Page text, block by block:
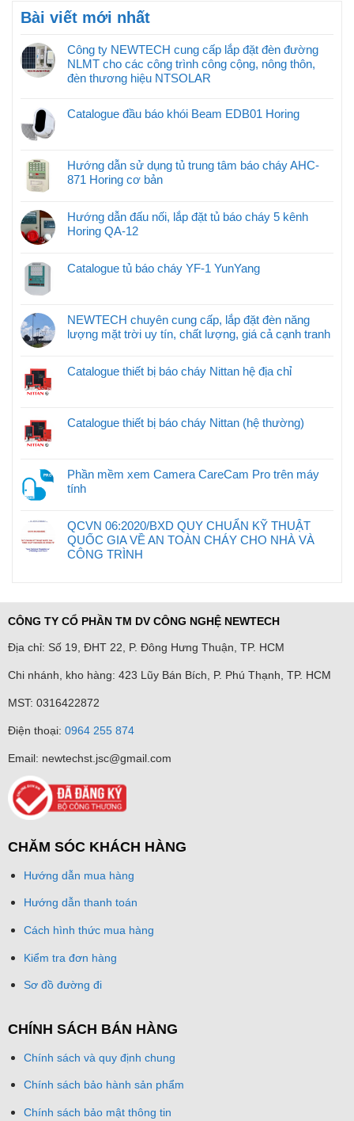
Bài viết mới nhất
Công ty NEWTECH cung cấp lắp đặt đèn đường
NLMT cho các công trình công cộng, nông thôn,
đèn thương hiệu NTSOLAR
Catalogue đầu báo khói Beam EDB01 Horing
Hướng dẫn sử dụng tủ trung tâm báo cháy AHC-
871 Horing cơ bản
Hướng dẫn đấu nối, lắp đặt tủ báo cháy 5 kênh
Horing QA-12
Catalogue tủ báo cháy YF-1 YunYang
NEWTECH chuyên cung cấp, lắp đặt đèn năng
lượng mặt trời uy tín, chất lượng, giá cả cạnh tranh
Catalogue thiết bị báo cháy Nittan hệ địa chỉ
Catalogue thiết bị báo cháy Nittan (hệ thường)
Phần mềm xem Camera CareCam Pro trên máy
tính
QCVN 06:2020/BXD QUY CHUẨN KỸ THUẬT
QUỐC GIA VỀ AN TOÀN CHÁY CHO NHÀ VÀ
CÔNG TRÌNH
CÔNG TY CỔ PHẦN TM DV CÔNG NGHỆ NEWTECH
Địa chỉ: Số 19, ĐHT 22, P. Đông Hưng Thuận, TP. HCM
Chi nhánh, kho hàng: 423 Lũy Bán Bích, P. Phú Thạnh, TP. HCM
MST: 0316422872
Điện thoại: 0964 255 874
Email: newtechst.jsc@gmail.com
CHĂM SÓC KHÁCH HÀNG
Hướng dẫn mua hàng
Hướng dẫn thanh toán
Cách hình thức mua hàng
Kiểm tra đơn hàng
Sơ đồ đường đi
CHÍNH SÁCH BÁN HÀNG
Chính sách và quy định chung
Chính sách bảo hành sản phẩm
Chính sách bảo mật thông tin